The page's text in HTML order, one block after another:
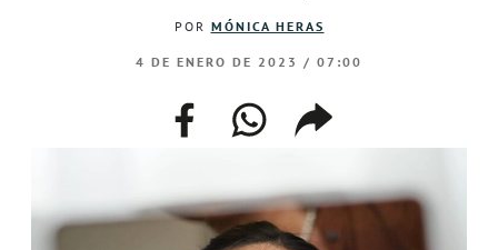
POR MÓNICA HERAS
4 DE ENERO DE 2023 / 07:00
facebookwhatsappcompartir
enlace